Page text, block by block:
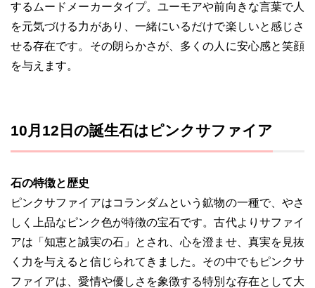
するムードメーカータイプ。ユーモアや前向きな言葉で人
を元気づける力があり、一緒にいるだけで楽しいと感じさ
せる存在です。その朗らかさが、多くの人に安心感と笑顔
を与えます。
10月12日の誕生石はピンクサファイア
石の特徴と歴史
ピンクサファイアはコランダムという鉱物の一種で、やさ
しく上品なピンク色が特徴の宝石です。古代よりサファイ
アは「知恵と誠実の石」とされ、心を澄ませ、真実を見抜
く力を与えると信じられてきました。その中でもピンクサ
ファイアは、愛情や優しさを象徴する特別な存在として大